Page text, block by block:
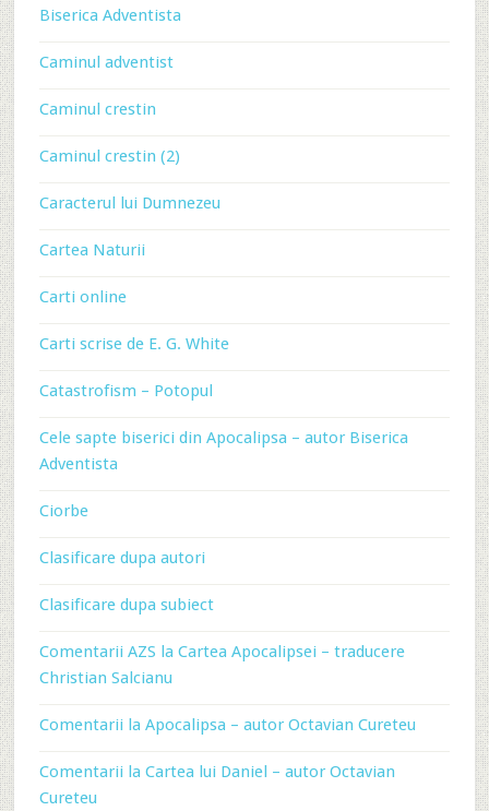
Biserica Adventista
Caminul adventist
Caminul crestin
Caminul crestin (2)
Caracterul lui Dumnezeu
Cartea Naturii
Carti online
Carti scrise de E. G. White
Catastrofism – Potopul
Cele sapte biserici din Apocalipsa – autor Biserica
Adventista
Ciorbe
Clasificare dupa autori
Clasificare dupa subiect
Comentarii AZS la Cartea Apocalipsei – traducere
Christian Salcianu
Comentarii la Apocalipsa – autor Octavian Cureteu
Comentarii la Cartea lui Daniel – autor Octavian
Cureteu